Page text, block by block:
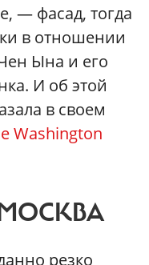
— фасад, тогда
в отношении
Ына и его
И об этой
в своем
Washington
резко